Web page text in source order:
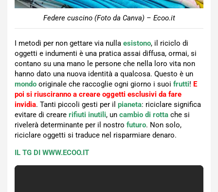
Federe cuscino (Foto da Canva) – Ecoo.it
I metodi per non gettare via nulla esistono, il riciclo di
oggetti e indumenti è una pratica assai diffusa, ormai, si
contano su una mano le persone che nella loro vita non
hanno dato una nuova identità a qualcosa. Questo è un
mondo originale che raccoglie ogni giorno i suoi frutti! E
poi si riusciranno a creare oggetti esclusivi da fare
invidia. Tanti piccoli gesti per il pianeta: riciclare significa
evitare di creare rifiuti inutili, un cambio di rotta che si
rivelerà determinante per il nostro futuro. Non solo,
riciclare oggetti si traduce nel risparmiare denaro.
IL TG DI WWW.ECOO.IT